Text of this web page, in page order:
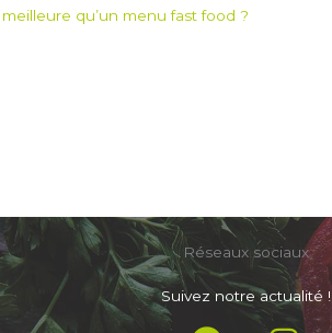
meilleure qu’un menu fast food ?
Réseaux sociaux
Suivez notre actualité !